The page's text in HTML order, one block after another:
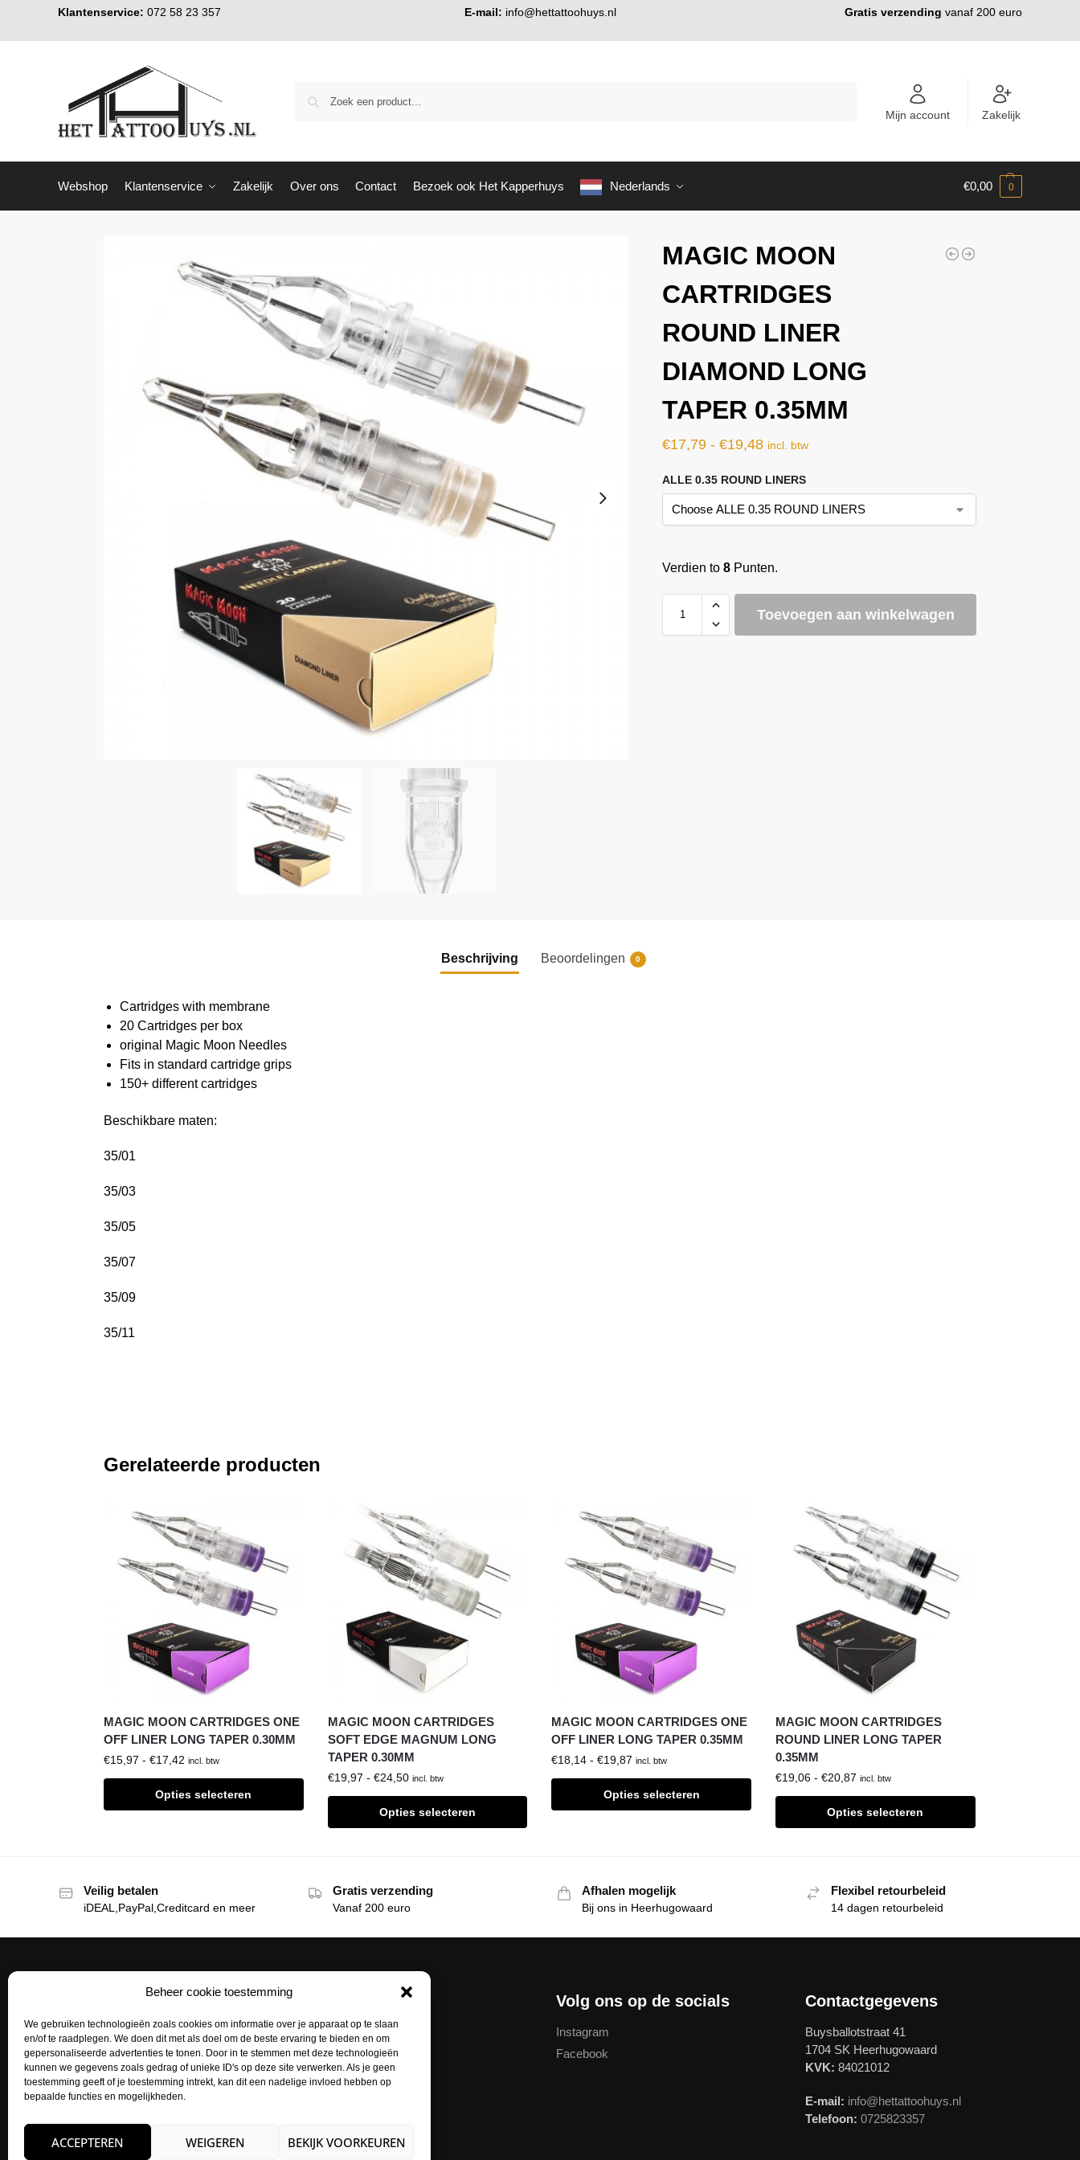
Beheer cookie toestemming
We gebruiken technologieën zoals cookies om informatie over je apparaat op te slaan
en/of te raadplegen. We doen dit met als doel om de beste ervaring te bieden en om
gepersonaliseerde advertenties te tonen. Door in te stemmen met deze technologieën
kunnen we gegevens zoals gedrag of unieke ID's op deze site verwerken. Als je geen
toestemming geeft of je toestemming intrekt, kan dit een nadelige invloed hebben op
bepaalde functies en mogelijkheden.
ACCEPTEREN WEIGEREN BEKIJK VOORKEUREN
Klantenservice: 072 58 23 357 E-mail: info@hettattoohuys.nl Gratis verzending vanaf 200 euro
Mijn account Zakelijk
Webshop Klantenservice Zakelijk Over ons Contact Bezoek ook Het Kapperhuys Nederlands €0,00 0
MAGIC MOON
CARTRIDGES
ROUND LINER
DIAMOND LONG
TAPER 0.35MM
€17,79 - €19,48 incl. btw
ALLE 0.35 ROUND LINERS
Verdien to8 Punten.
Toevoegen aan winkelwagen
Beschrijving Beoordelingen 0
Cartridges with membrane
20 Cartridges per box
original Magic Moon Needles
Fits in standard cartridge grips
150+ different cartridges
Beschikbare maten:
35/01
35/03
35/05
35/07
35/09
35/11
Gerelateerde producten
MAGIC MOON CARTRIDGES ONE
OFF LINER LONG TAPER 0.30MM
€15,97 - €17,42 incl. btw
Opties selecteren
MAGIC MOON CARTRIDGES
SOFT EDGE MAGNUM LONG
TAPER 0.30MM
€19,97 - €24,50 incl. btw
Opties selecteren
MAGIC MOON CARTRIDGES ONE
OFF LINER LONG TAPER 0.35MM
€18,14 - €19,87 incl. btw
Opties selecteren
MAGIC MOON CARTRIDGES
ROUND LINER LONG TAPER
0.35MM
€19,06 - €20,87 incl. btw
Opties selecteren
Veilig betalen
iDEAL,PayPal,Creditcard en meer
Gratis verzending
Vanaf 200 euro
Afhalen mogelijk
Bij ons in Heerhugowaard
Flexibel retourbeleid
14 dagen retourbeleid
Het Tattoohuys
Een complete inrichting voor je
tattoostudio uitzoeken of het aanvullen
van je voorraad tattoo supplies: het kan
allemaal bij het Tattoohuys, dé
groothandel voor al jouw supplies.
Klantenservice
Bestellen
Betaalmethodes
Mijn account
Zakelijk
Volg ons op de socials
Instagram
Facebook
Contactgegevens
Buysballotstraat 41
1704 SK Heerhugowaard
KVK: 84021012
E-mail: info@hettattoohuys.nl
Telefoon: 0725823357